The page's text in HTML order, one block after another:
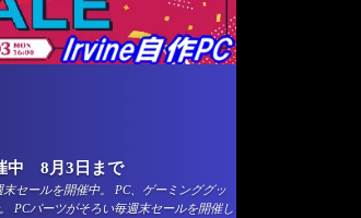
中 8月3日まで
セールを開催中。 PC、ゲーミンググッ
PCパーツがそろい毎週末セールを開催し